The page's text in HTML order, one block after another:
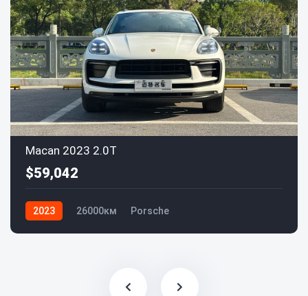
Macan 2023 2.0T
$59,042
2023 26000км Porsche